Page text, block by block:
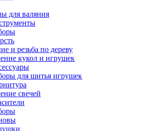
для валяния
и резьба по дереву
кукол и игрушек
для шитья игрушек
свечей